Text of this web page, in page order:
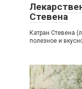
Стевена
Катран Стевена
полезное и